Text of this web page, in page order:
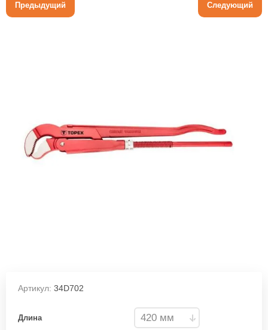
Предыдущий Следующий
Артикул: 34D702
Длина